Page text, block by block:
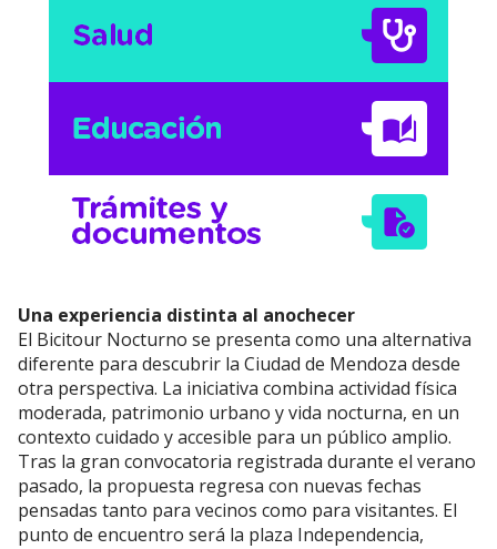
Una experiencia distinta al anochecer
El Bicitour Nocturno se presenta como una alternativa
diferente para descubrir la Ciudad de Mendoza desde
otra perspectiva. La iniciativa combina actividad física
moderada, patrimonio urbano y vida nocturna, en un
contexto cuidado y accesible para un público amplio.
Tras la gran convocatoria registrada durante el verano
pasado, la propuesta regresa con nuevas fechas
pensadas tanto para vecinos como para visitantes. El
punto de encuentro será la plaza Independencia,